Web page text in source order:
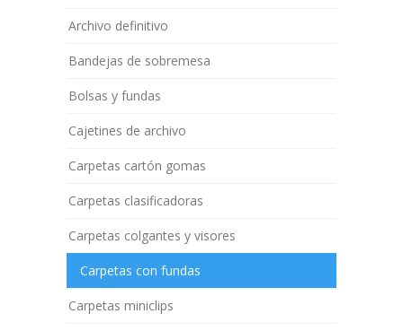
Archivo definitivo
Bandejas de sobremesa
Bolsas y fundas
Cajetines de archivo
Carpetas cartón gomas
Carpetas clasificadoras
Carpetas colgantes y visores
Carpetas con fundas
Carpetas miniclips